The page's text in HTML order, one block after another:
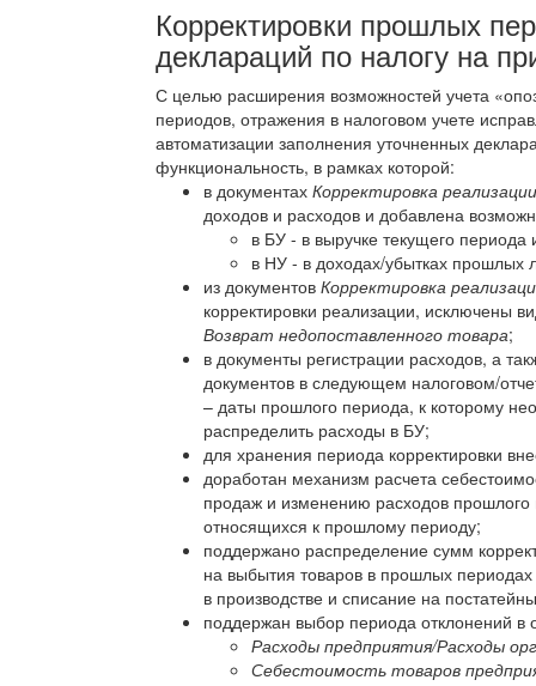
Корректировки прошлых
деклараций по налогу на
С целью расширения возможностей учета
периодов, отражения в налоговом учете
автоматизации заполнения уточненных
функциональность, в рамках которой:
в документах Корректировка реализации
доходов и расходов и добавлена
в БУ - в выручке текущего
в НУ - в доходах/убытках прошлых
из документов Корректировка
корректировки реализации, исключены
Возврат недопоставленного товара;
в документы регистрации расходов, а
документов в следующем налоговом/
– даты прошлого периода, к которому
распределить расходы в БУ;
для хранения периода корректировки
доработан механизм расчета
продаж и изменению расходов прошлого
относящихся к прошлому периоду;
поддержано распределение сумм
на выбытия товаров в прошлых
в производстве и списание на
поддержан выбор периода отклонений в
Расходы предприятия/Расходы
Себестоимость товаров